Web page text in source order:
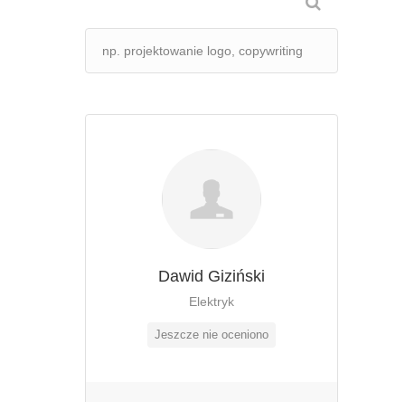
Dawid Giziński
Elektryk
Jeszcze nie oceniono